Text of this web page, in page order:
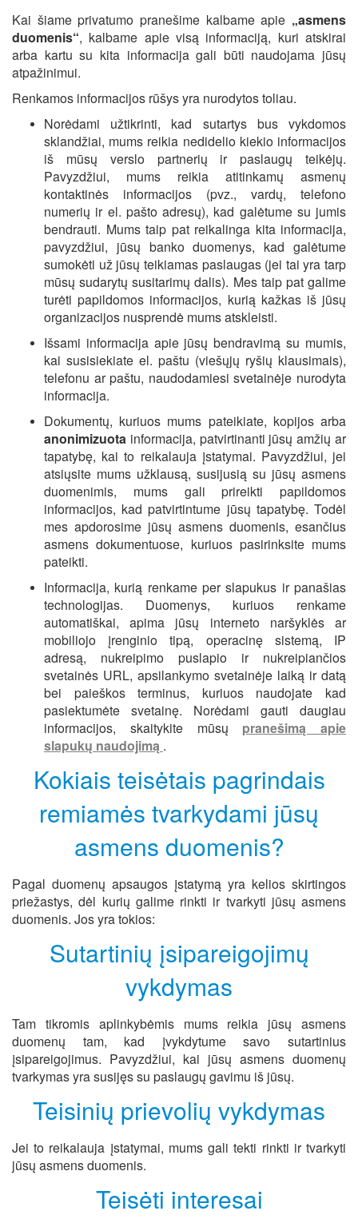
Kai šiame privatumo pranešime kalbame apie „asmens
duomenis“, kalbame apie visą informaciją, kuri atskirai
arba kartu su kita informacija gali būti naudojama jūsų
atpažinimui.
Renkamos informacijos rūšys yra nurodytos toliau.
Norėdami užtikrinti, kad sutartys bus vykdomos
sklandžiai, mums reikia nedidelio kiekio informacijos
iš mūsų verslo partnerių ir paslaugų teikėjų.
Pavyzdžiui, mums reikia atitinkamų asmenų
kontaktinės informacijos (pvz., vardų, telefono
numerių ir el. pašto adresų), kad galėtume su jumis
bendrauti. Mums taip pat reikalinga kita informacija,
pavyzdžiui, jūsų banko duomenys, kad galėtume
sumokėti už jūsų teikiamas paslaugas (jei tai yra tarp
mūsų sudarytų susitarimų dalis). Mes taip pat galime
turėti papildomos informacijos, kurią kažkas iš jūsų
organizacijos nusprendė mums atskleisti.
Išsami informacija apie jūsų bendravimą su mumis,
kai susisiekiate el. paštu (viešųjų ryšių klausimais),
telefonu ar paštu, naudodamiesi svetainėje nurodyta
informacija.
Dokumentų, kuriuos mums pateikiate, kopijos arba
anonimizuota informacija, patvirtinanti jūsų amžių ar
tapatybę, kai to reikalauja įstatymai. Pavyzdžiui, jei
atsiųsite mums užklausą, susijusią su jūsų asmens
duomenimis, mums gali prireikti papildomos
informacijos, kad patvirtintume jūsų tapatybę. Todėl
mes apdorosime jūsų asmens duomenis, esančius
asmens dokumentuose, kuriuos pasirinksite mums
pateikti.
Informacija, kurią renkame per slapukus ir panašias
technologijas. Duomenys, kuriuos renkame
automatiškai, apima jūsų interneto naršyklės ar
mobiliojo įrenginio tipą, operacinę sistemą, IP
adresą, nukreipimo puslapio ir nukreipiančios
svetainės URL, apsilankymo svetainėje laiką ir datą
bei paieškos terminus, kuriuos naudojate kad
pasiektumėte svetainę. Norėdami gauti daugiau
informacijos, skaitykite mūsų pranešimą apie
slapukų naudojimą .
Kokiais teisėtais pagrindais
remiamės tvarkydami jūsų
asmens duomenis?
Pagal duomenų apsaugos įstatymą yra kelios skirtingos
priežastys, dėl kurių galime rinkti ir tvarkyti jūsų asmens
duomenis. Jos yra tokios:
Sutartinių įsipareigojimų
vykdymas
Tam tikromis aplinkybėmis mums reikia jūsų asmens
duomenų tam, kad įvykdytume savo sutartinius
įsipareigojimus. Pavyzdžiui, kai jūsų asmens duomenų
tvarkymas yra susijęs su paslaugų gavimu iš jūsų.
Teisinių prievolių vykdymas
Jei to reikalauja įstatymai, mums gali tekti rinkti ir tvarkyti
jūsų asmens duomenis.
Teisėti interesai